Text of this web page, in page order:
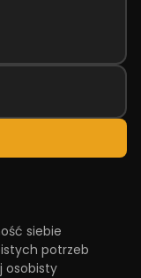
siebie
potrzeb
osobisty